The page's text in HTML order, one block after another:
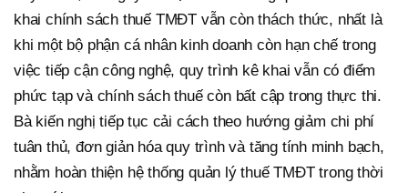
khai chính sách thuế TMĐT vẫn còn thách thức, nhất là
khi một bộ phận cá nhân kinh doanh còn hạn chế trong
việc tiếp cận công nghệ, quy trình kê khai vẫn có điểm
phức tạp và chính sách thuế còn bất cập trong thực thi.
Bà kiến nghị tiếp tục cải cách theo hướng giảm chi phí
tuân thủ, đơn giản hóa quy trình và tăng tính minh bạch,
nhằm hoàn thiện hệ thống quản lý thuế TMĐT trong thời